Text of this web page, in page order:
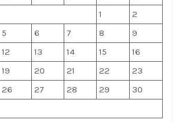
1
2
5 6 7 8
9
12 13 14 15
16
19 20 21 22
23
26 27 28 29
30